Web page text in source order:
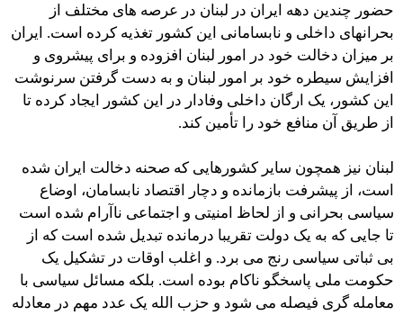
حضور چندین دهه ایران در لبنان در عرصه های مختلف از
بحرانهای داخلی و نابسامانی این کشور تغذیه کرده است. ایران
بر میزان دخالت خود در امور لبنان افزوده و برای پیشروی و
افزایش سیطره خود بر امور لبنان و به دست گرفتن سرنوشت
این کشور، یک ارگان داخلی وفادار در این کشور ایجاد کرده تا
از طریق آن منافع خود را تأمین کند.
لبنان نیز همچون سایر کشورهایی که صحنه دخالت ایران شده
است، از پیشرفت بازمانده و دچار اقتصاد نابسامان، اوضاع
سیاسی بحرانی و از لحاظ امنیتی و اجتماعی ناآرام شده است
تا جایی که به یک دولت تقریبا درمانده تبدیل شده است که از
بی ثباتی سیاسی رنج می برد. و اغلب اوقات در تشکیل یک
حکومت ملی پاسخگو ناکام بوده است. بلکه مسائل سیاسی با
معامله گری فیصله می شود و حزب الله یک عدد مهم در معادله